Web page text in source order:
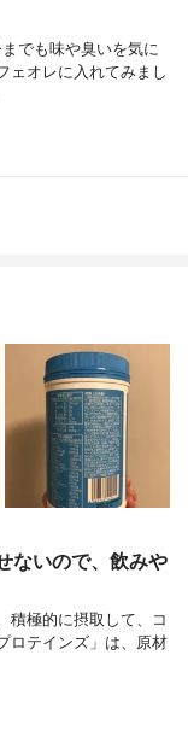
でも味や臭いを気に
ェオレに入れてみまし
ないので、飲みや
積極的に摂取して、コ
ロテインズ」は、原材